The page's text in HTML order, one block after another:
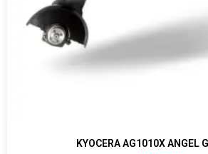
KYOCERA AG1010X ANGEL